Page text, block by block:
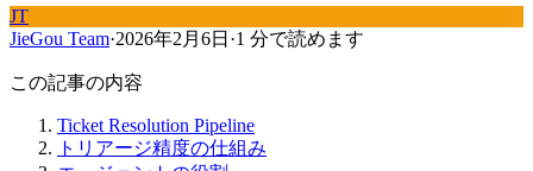
JT
JieGou Team·2026年2月6日 ·1 分で読めます
この記事の内容
Ticket Resolution Pipeline
トリアージ精度の仕組み